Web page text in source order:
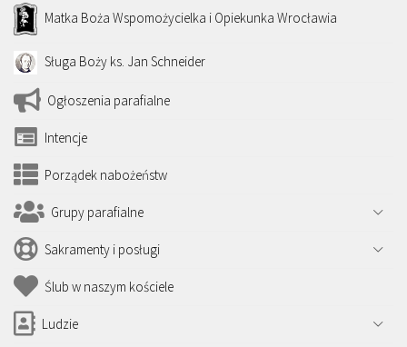
Matka Boża Wspomożycielka i Opiekunka Wrocławia
Sługa Boży ks. Jan Schneider
Ogłoszenia parafialne
Intencje
Porządek nabożeństw
Grupy parafialne
Sakramenty i posługi
Ślub w naszym kościele
Ludzie